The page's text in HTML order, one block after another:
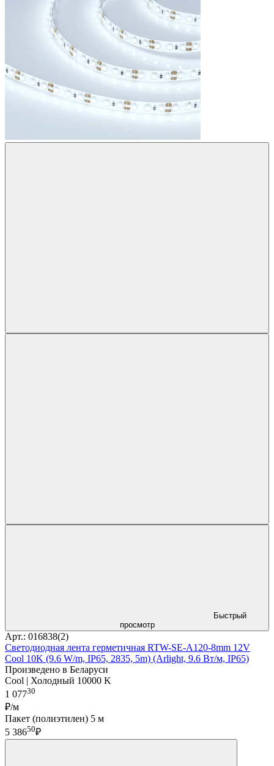
Быстрый
просмотр
Арт.: 016838(2)
Светодиодная лента герметичная RTW-SE-A120-8mm 12V
Cool 10K (9.6 W/m, IP65, 2835, 5m) (Arlight, 9.6 Вт/м, IP65)
Произведено в Беларуси
Cool | Холодный 10000 K
1 07730
₽/м
Пакет (полиэтилен) 5 м
5 38650₽